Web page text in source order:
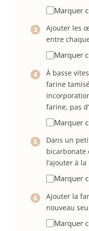
Marquer
Ajouter les
entre
Marquer
À basse
farine
farine, pas
Marquer
Dans un
bicarbonate
l’ajouter à
Marquer
Ajouter la
nouveau
Marquer